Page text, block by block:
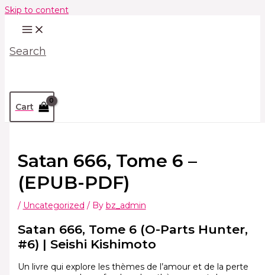
Skip to content
Search
Cart
Satan 666, Tome 6 –
(EPUB-PDF)
/ Uncategorized / By bz_admin
Satan 666, Tome 6 (O-Parts Hunter,
#6) | Seishi Kishimoto
Un livre qui explore les thèmes de l’amour et de la perte